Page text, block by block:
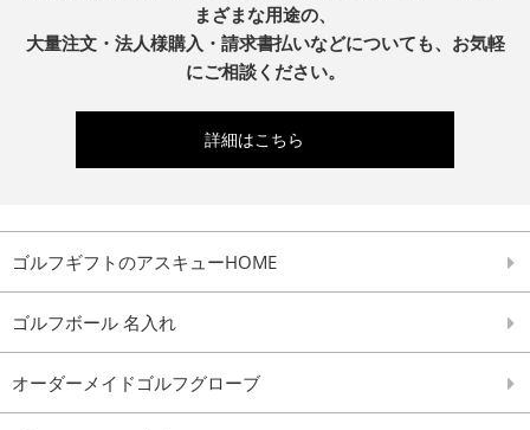
まざまな用途の、
大量注文・法人様購入・請求書払いなどについても、お気軽
にご相談ください。
詳細はこちら
ゴルフギフトのアスキューHOME
ゴルフボール 名入れ
オーダーメイドゴルフグローブ